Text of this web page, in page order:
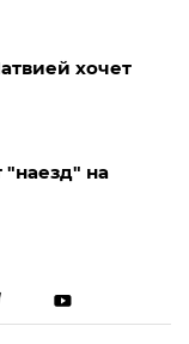
хочет
"наезд" на